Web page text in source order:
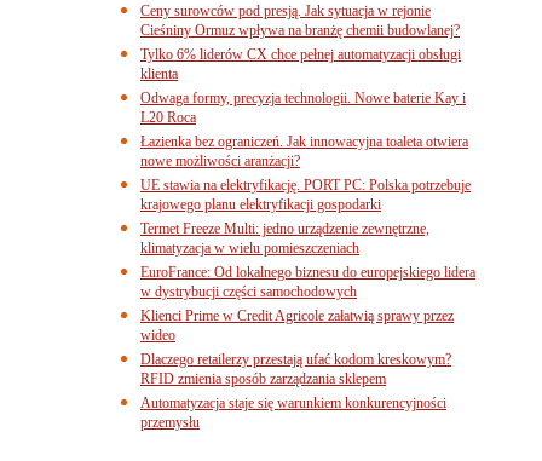
Ceny surowców pod presją. Jak sytuacja w rejonie
Cieśniny Ormuz wpływa na branżę chemii budowlanej?
Tylko 6% liderów CX chce pełnej automatyzacji obsługi
klienta
Odwaga formy, precyzja technologii. Nowe baterie Kay i
L20 Roca
Łazienka bez ograniczeń. Jak innowacyjna toaleta otwiera
nowe możliwości aranżacji?
UE stawia na elektryfikację. PORT PC: Polska potrzebuje
krajowego planu elektryfikacji gospodarki
Termet Freeze Multi: jedno urządzenie zewnętrzne,
klimatyzacja w wielu pomieszczeniach
EuroFrance: Od lokalnego biznesu do europejskiego lidera
w dystrybucji części samochodowych
Klienci Prime w Credit Agricole załatwią sprawy przez
wideo
Dlaczego retailerzy przestają ufać kodom kreskowym?
RFID zmienia sposób zarządzania sklepem
Automatyzacja staje się warunkiem konkurencyjności
przemysłu